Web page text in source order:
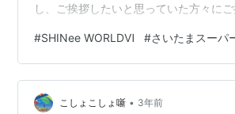
し、ご挨拶したいと思っていた方々に
SWⅥの関東での公演(埼玉、代々木)のチ
ごとく破れた私。悔しさのあまり、こ
グッズだけでも買いに行ってSHINeeに
るぜ！と決意したのが始まりです。そし
#SHINee WORLDⅥ #さいたまスーパ
こしょこしょ噺 • 3年前